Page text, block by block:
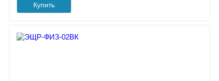
Купить